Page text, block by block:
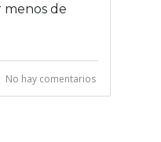
de
No hay comentarios